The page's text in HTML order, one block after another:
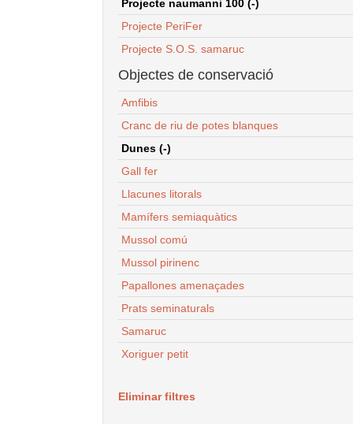
Projecte naumanni 100 (-)
Projecte PeriFer
Projecte S.O.S. samaruc
Objectes de conservació
Amfibis
Cranc de riu de potes blanques
Dunes (-)
Gall fer
Llacunes litorals
Mamífers semiaquàtics
Mussol comú
Mussol pirinenc
Papallones amenaçades
Prats seminaturals
Samaruc
Xoriguer petit
Eliminar filtres